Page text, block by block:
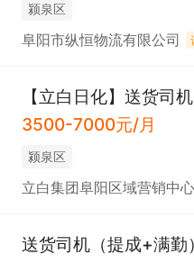
颍泉区
阜阳市纵恒物流有限公司
【立白日化】送货司
3500-7000元/月
颍泉区
立白集团阜阳区域营销中心
送货司机（提成+满勤）